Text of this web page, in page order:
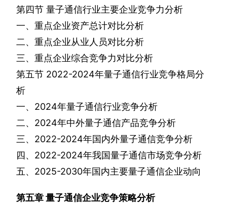
第四节 量子通信行业主要企业竞争力分析
一、重点企业资产总计对比分析
二、重点企业从业人员对比分析
三、重点企业综合竞争力对比分析
第五节 2022-2024年量子通信行业竞争格局分
析
一、 2024年量子通信行业竞争分析
二、 2024年中外量子通信产品竞争分析
三、 2022-2024年国内外量子通信竞争分析
四、 2022-2024年我国量子通信市场竞争分析
五、 2025-2030年国内主要量子通信企业动向
第五章量子通信企业竞争策略分析